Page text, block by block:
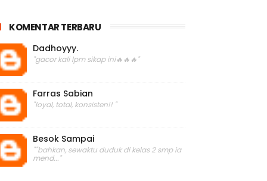
KOMENTAR TERBARU
Dadhoyyy.
"gacor kali lpm sikap ini🔥🔥🔥"
Farras Sabian
"loyal, total, konsisten!! "
Besok Sampai
""bahkan, sewaktu duduk di kelas 2 smp ia
mend..."